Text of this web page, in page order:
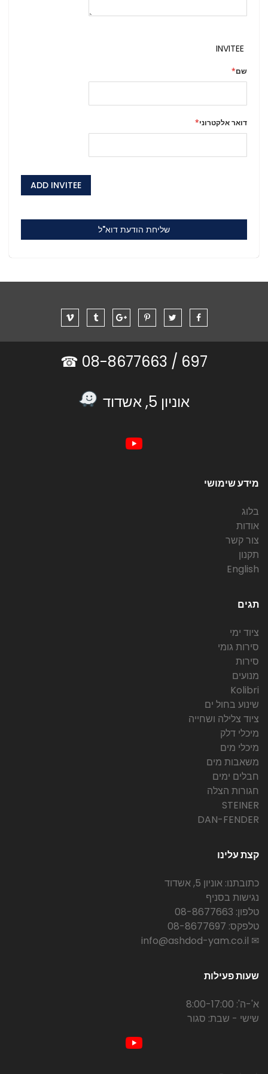
INVITEE
שם
דואר אלקטרוני
ADD INVITEE
שליחת הודעת דוא"ל
697 /
אוניון 5, אשדוד
מידע שימושי
בלוג
אודות
צור קשר
תקנון
English
תגים
ציוד ימי
סירות גומי
סירות
מנועים
Kolibri
שינוע בחול ים
ציוד צלילה ושחייה
מיכלי דלק
מיכלי מים
משאבות מים
חבלים ימים
חגורות הצלה
STEINER
DAN-FENDER
קצת עלינו
כתובתנו: אוניון 5, אשדוד
נגישות בסניף
טלפון: 08-8677663
טלפקס: 08-8677697
✉ info@ashdod-yam.co.il
שעות פעילות
א'-ה': 8:00-17:00
שישי - שבת: סגור